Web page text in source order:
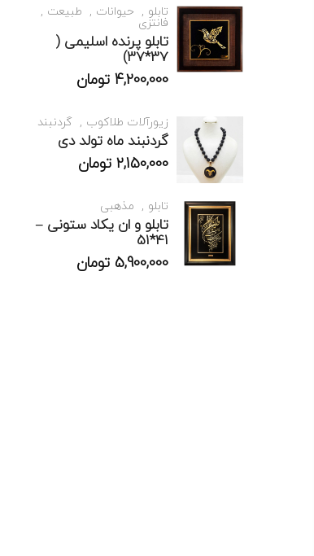
تابلو حیوانات طبیعت
فانتزی
تابلو پرنده اسلیمی (
37*37)
4,200,000تومان
زیورآلات طلاکوب گردنبند
گردنبند ماه تولد دی
2,150,000تومان
تابلو مذهبی
تابلو و ان یکاد ستونی –
41*51
5,900,000 تومان